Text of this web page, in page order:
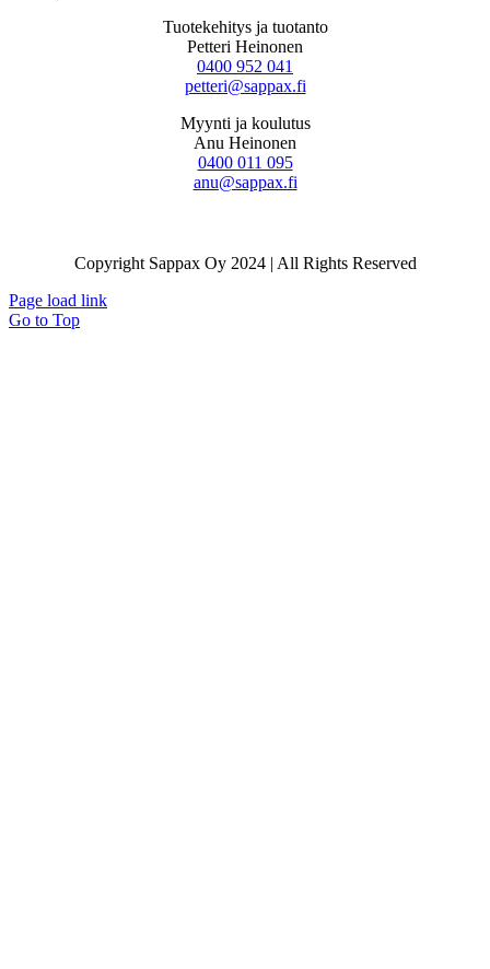
Tuotekehitys ja tuotanto
Petteri Heinonen
0400 952 041
petteri@sappax.fi
Myynti ja koulutus
Anu Heinonen
0400 011 095
anu@sappax.fi
Copyright Sappax Oy 2024 | All Rights Reserved
Page load link
Go to Top